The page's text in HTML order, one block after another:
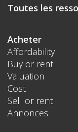
Toutes les
Acheter
Affordability
Buy or rent
Valuation
Cost
Sell or rent
Annonces